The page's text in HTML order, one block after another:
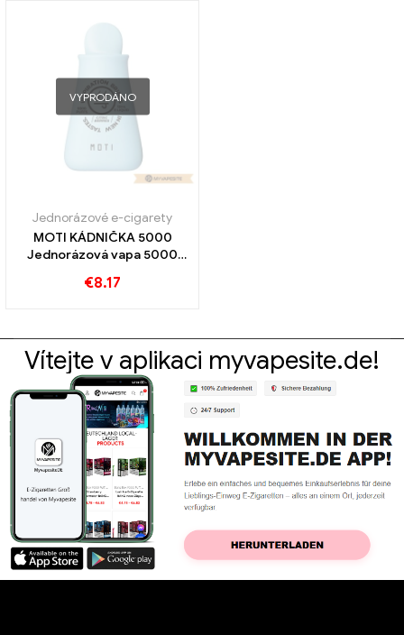
VYPRODÁNO
Jednorázové e-cigarety
MOTI KÁDNIČKA 5000
Jednorázová vapa 5000
€8.17
Vítejte v aplikaci myvapesite.de!